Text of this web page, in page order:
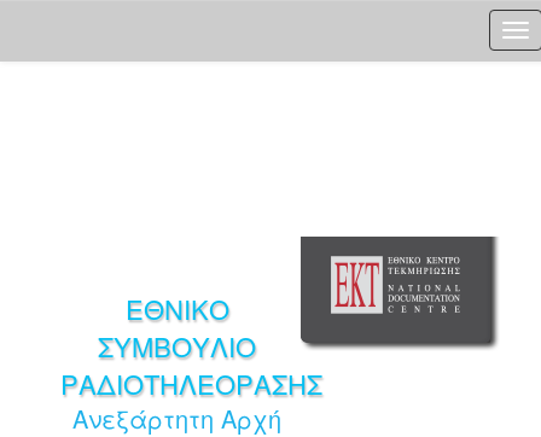
ΕΘΝΙΚΟ
ΣΥΜΒΟΥΛΙΟ
ΡΑΔΙΟΤΗΛΕΟΡΑΣΗΣ
Ανεξάρτητη Αρχή